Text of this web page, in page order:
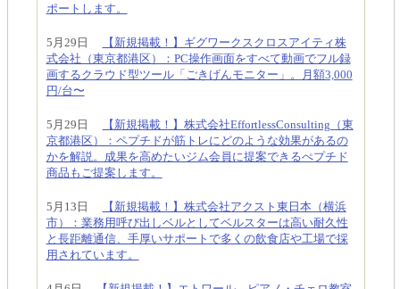
ポートします。
5月29日
【新規掲載！】ギグワークスクロスアイティ株
式会社（東京都港区）：PC操作画面をすべて動画でフル録
画するクラウド型ツール「ごきげんモニター」。月額3,000
円/台〜
5月29日
【新規掲載！】株式会社EffortlessConsulting（東
京都港区）：ペプチドが筋トレにどのような効果があるの
かを解説。成果を高めたいジム会員に提案できるぺプチド
商品もご提案します。
5月13日
【新規掲載！】株式会社アクスト東日本（横浜
市）：業務用呼び出しベルとしてベルスターは高い耐久性
と長距離通信、手厚いサポートで多くの飲食店や工場で採
用されています。